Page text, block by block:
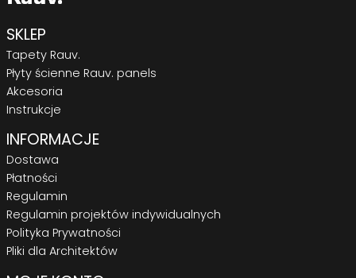
SKLEP
Tapety Rauv.
Płyty ścienne Rauv. panels
Akcesoria
Instrukcje
INFORMACJE
Dostawa
Płatności
Regulamin
Regulamin projektów indywidualnych
Polityka Prywatności
Pliki dla Architektów